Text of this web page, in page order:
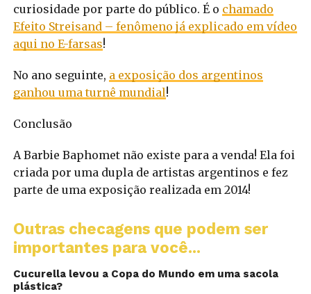
curiosidade por parte do público. É o chamado
Efeito Streisand – fenômeno já explicado em vídeo
aqui no E-farsas!
No ano seguinte, a exposição dos argentinos
ganhou uma turnê mundial!
Conclusão
A Barbie Baphomet não existe para a venda! Ela foi
criada por uma dupla de artistas argentinos e fez
parte de uma exposição realizada em 2014!
Outras checagens que podem ser
importantes para você...
Cucurella levou a Copa do Mundo em uma sacola
plástica?